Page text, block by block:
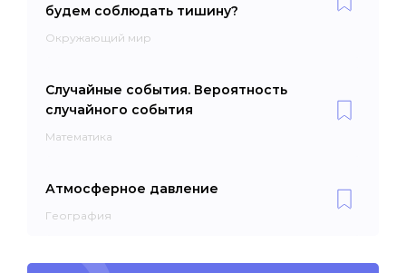
будем соблюдать тишину?
Окружающий мир
Случайные события. Вероятность
случайного события
Математика
Атмосферное давление
География